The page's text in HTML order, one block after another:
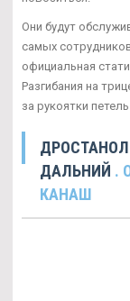
Они будут
самых
официальная
Разгибания на
за рукоятки
ДАЛЬНИЙ .
КАНАШ